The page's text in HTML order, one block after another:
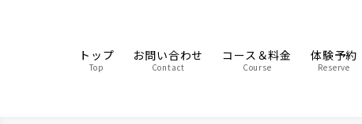
トップ
Top
お問い合わせ
Contact
コース＆料金
Course
体験予約
Reserve